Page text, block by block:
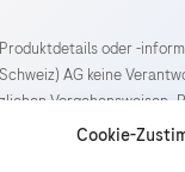
Cookie-
oder -
AG keine
Vorgehensweisen,
AG ist ein